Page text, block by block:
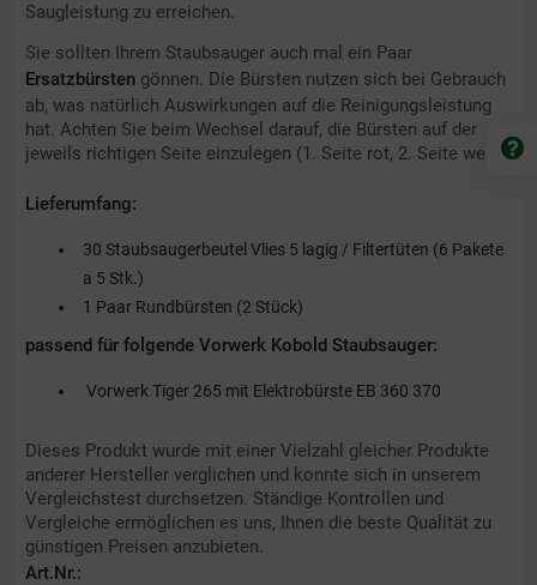
Saugleistung zu erreichen.
Sie sollten Ihrem Staubsauger auch mal ein Paar
Ersatzbürsten gönnen. Die Bürsten nutzen sich bei Gebrauch
ab, was natürlich Auswirkungen auf die Reinigungsleistung
hat. Achten Sie beim Wechsel darauf, die Bürsten auf der
jeweils richtigen Seite einzulegen (1. Seite rot, 2. Seite weiß).
Lieferumfang:
30 Staubsaugerbeutel Vlies 5 lagig / Filtertüten (6 Pakete
a 5 Stk.)
1 Paar Rundbürsten (2 Stück)
passend für folgende Vorwerk Kobold Staubsauger:
Vorwerk Tiger 265 mit Elektrobürste EB 360 370
Dieses Produkt wurde mit einer Vielzahl gleicher Produkte
anderer Hersteller verglichen und konnte sich in unserem
Vergleichstest durchsetzen. Ständige Kontrollen und
Vergleiche ermöglichen es uns, Ihnen die beste Qualität zu
günstigen Preisen anzubieten.
Art.Nr.: